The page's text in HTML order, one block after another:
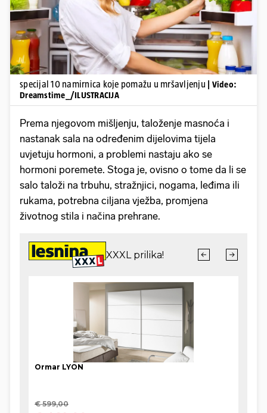
specijal 10 namirnica koje pomažu u mršavljenju
| Video:
Dreamstime_/ILUSTRACIJA
Prema njegovom mišljenju, taloženje masnoća i
nastanak sala na određenim dijelovima tijela
uvjetuju hormoni, a problemi nastaju ako se
hormoni poremete. Stoga je, ovisno o tome da li se
salo taloži na trbuhu, stražnjici, nogama, leđima ili
rukama, potrebna ciljana vježba, promjena
životnog stila i načina prehrane.